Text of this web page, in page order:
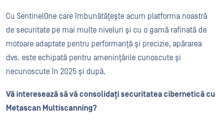
Cu SentinelOne care îmbunătățește acum platforma noastră
de securitate pe mai multe niveluri și cu o gamă rafinată de
motoare adaptate pentru performanță și precizie, apărarea
dvs. este echipată pentru amenințările cunoscute și
necunoscute în 2025 și după.
Vă interesează să vă consolidați securitatea cibernetică cu
Metascan Multiscanning?